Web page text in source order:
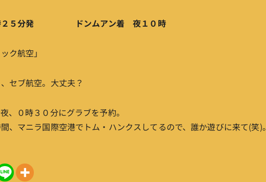
２５分発 ドンムアン着 夜１０時
ク航空」
セブ航空。大丈夫？
、０時３０分にグラブを予約。
、マニラ国際空港でトム・ハンクスしてるので、誰か遊びに来て(笑)。